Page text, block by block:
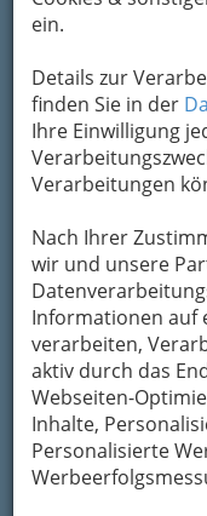
ein.
Details zur
finden Sie in der
Ihre Einwilligung
Verarbeitungen
Nach Ihrer
wir und unsere
Informationen auf
verarbeiten,
aktiv durch das
Webseiten-
Inhalte,
Personalisierte
Auchohne
Österreich
lassen;
stärkeren
Bei
gesetzlichen
wenn nicht zu
innerhalb von 24